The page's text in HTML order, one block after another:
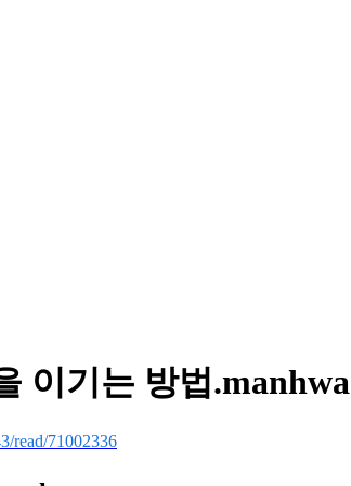
이기는 방법.manhwa
read/71002336